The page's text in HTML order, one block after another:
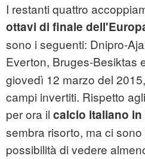
I restanti quattro
ottavi di finale
sono i seguenti: Dnipro-
Everton, Bruges-Besiktas
giovedì 12 marzo del
campi invertiti. Rispetto
per ora il calcio italiano in
sembra risorto, ma ci
possibilità di vedere